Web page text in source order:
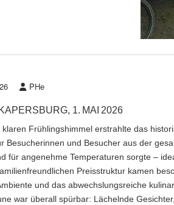
PHe
1. MAI 2026
klaren Frühlingshimmel erstrahlte das
Besucherinnen und Besucher aus der
für angenehme Temperaturen sorgte –
Preisstruktur kamen
und das abwechslungsreiche
war überall spürbar: Lächelnde